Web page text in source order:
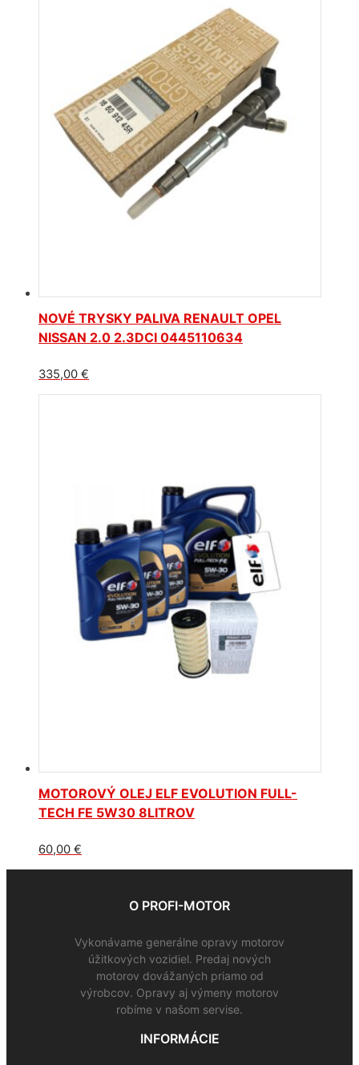
NOVÉ TRYSKY PALIVA RENAULT OPEL
NISSAN 2.0 2.3DCI 0445110634
335,00 €
MOTOROVÝ OLEJ ELF EVOLUTION FULL-
TECH FE 5W30 8LITROV
60,00 €
O PROFI-MOTOR
Vykonávame generálne opravy motorov
úžitkových vozidiel. Predaj nových
motorov dovážaných priamo od
výrobcov. Opravy aj výmeny motorov
robíme v našom servise.
INFORMÁCIE